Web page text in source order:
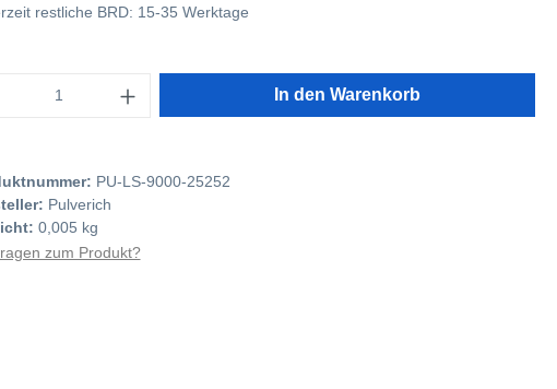
restliche BRD: 15-35 Werktage
In den Warenkorb
PU-LS-9000-25252
Pulverich
0,005 kg
zum Produkt?